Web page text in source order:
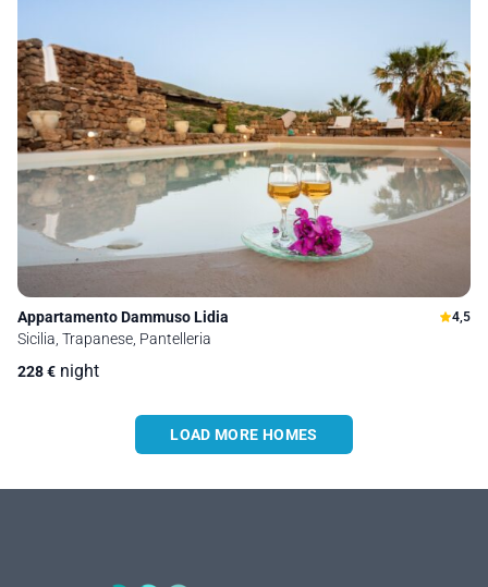
Appartamento Dammuso Lidia 4,5
Sicilia, Trapanese, Pantelleria
228€ night
LOAD MORE HOMES